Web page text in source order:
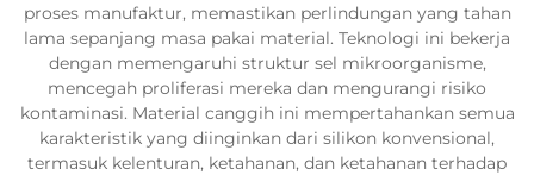
proses manufaktur, memastikan perlindungan yang tahan
lama sepanjang masa pakai material. Teknologi ini bekerja
dengan memengaruhi struktur sel mikroorganisme,
mencegah proliferasi mereka dan mengurangi risiko
kontaminasi. Material canggih ini mempertahankan semua
karakteristik yang diinginkan dari silikon konvensional,
termasuk kelenturan, ketahanan, dan ketahanan terhadap